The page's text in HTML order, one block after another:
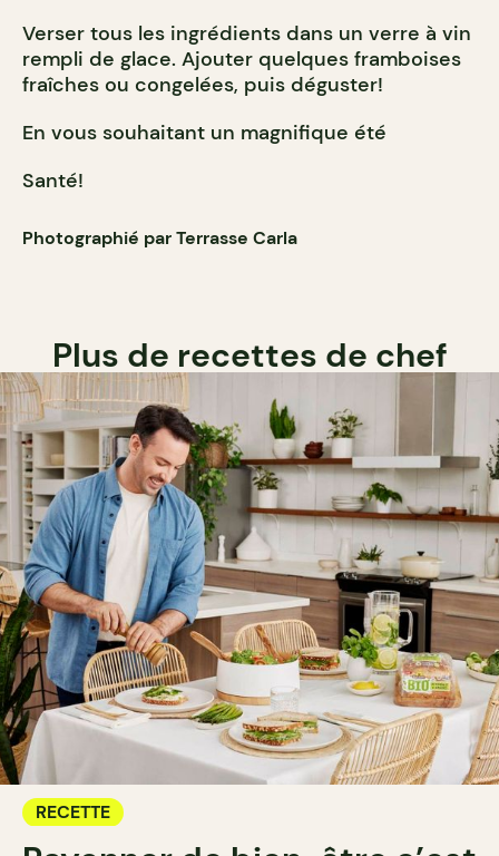
Verser tous les ingrédients dans un verre à vin
rempli de glace. Ajouter quelques framboises
fraîches ou congelées, puis déguster!
En vous souhaitant un magnifique été
Santé!
Photographié par Terrasse Carla
Plus de recettes de chef
RECETTE